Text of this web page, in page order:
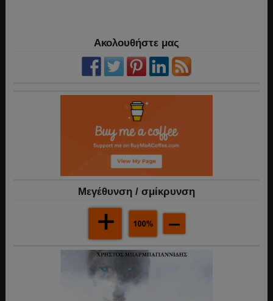
Ακολουθήστε μας
Mεγέθυνση / σμίκρυνση